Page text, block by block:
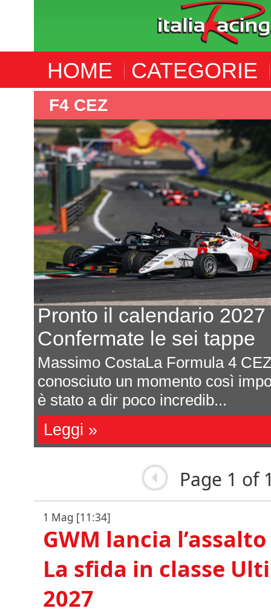
HOME CATEGORIE
F4 CEZ
Pronto il calendario 2027
Confermate le sei tappe
Massimo CostaLa Formula 4
conosciuto un momento così
è stato a dir poco incredib...
Leggi »
Page 1 of
1 Mag [11:34]
GWM lancia
La sfida in classe
2027